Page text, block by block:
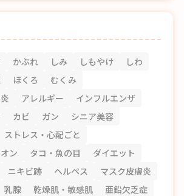
かぶれ しみ しもやけ
しわ
ほくろ
むくみ
アレルギー
インフルエンザ
カビ ガン
シニア美容
ストレス・心配ごと
ン
タコ・魚の目
ダイエット
ニキビ跡 ヘルペス
マスク皮膚炎
乳腺 乾燥肌・敏感肌
亜鉛欠乏症